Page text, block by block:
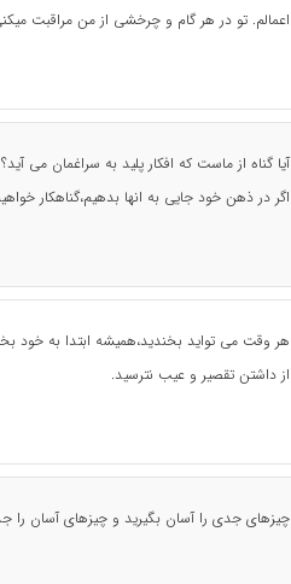
اعمالم. تو در هر گام و چرخشی از من مراقبت
آیا گناه از ماست که افکار پلید به سراغمان می
اگر در ذهن خود جایی به انها بدهیم،گناهکار
هر وقت می تواید بخندید،همیشه ابتدا به خود
از داشتن تقصیر و عیب نترسید.
چیزهای جدی را آسان بگیرید و چیزهای آسان